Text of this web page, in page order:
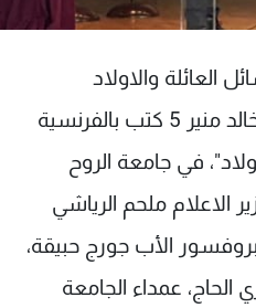
والاولاد
المساعدة الاجتماعية حنان خالد منير 5 كتب بالفرنسية
في جامعة الروح
الاعلام ملحم الرياشي
الأب جورج حبيقة،
عمداء الجامعة
معنا
الإسـتخدام
الخصوصية